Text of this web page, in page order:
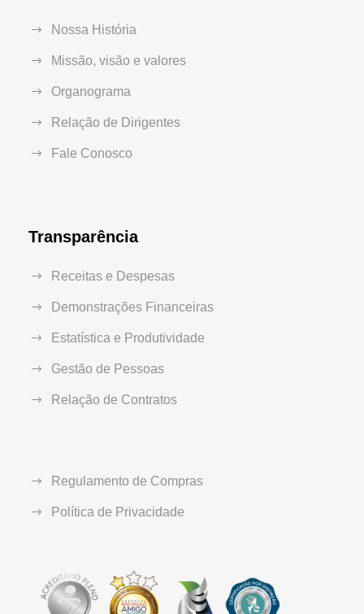
Nossa História
Missão, visão e valores
Organograma
Relação de Dirigentes
Fale Conosco
Transparência
Receitas e Despesas
Demonstrações Financeiras
Estatística e Produtividade
Gestão de Pessoas
Relação de Contratos
Regulamento de Compras
Política de Privacidade